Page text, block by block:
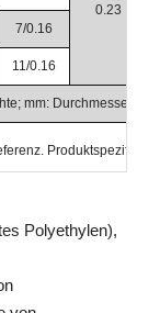
0.23
7/0.16
11/0.16
mm: Durchmesser
Polyethylen),